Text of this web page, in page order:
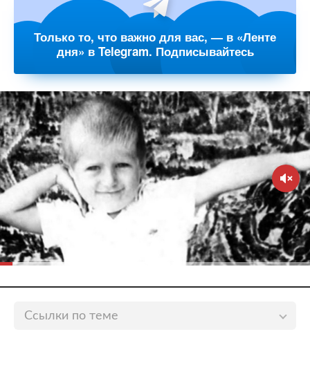
Только то, что важно для вас, — в «Ленте
дня» в Telegram. Подписывайтесь
Ссылки по теме